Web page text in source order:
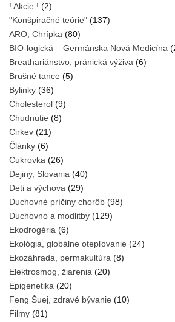
! Akcie ! (2)
"Konšpiračné teórie" (137)
ARO, Chrípka (80)
BIO-logická – Germánska Nová Medicína
Breathariánstvo, pránická výživa (6)
Brušné tance (5)
Bylinky (36)
Cholesterol (9)
Chudnutie (8)
Cirkev (21)
Články (6)
Cukrovka (26)
Dejiny, Slovania (40)
Deti a výchova (29)
Duchovné príčiny chorôb (98)
Duchovno a modlitby (129)
Ekodrogéria (6)
Ekológia, globálne otepľovanie (24)
Ekozáhrada, permakultúra (8)
Elektrosmog, žiarenia (20)
Epigenetika (20)
Feng Šuej, zdravé bývanie (10)
Filmy (81)